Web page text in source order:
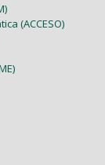
(ACCESO)